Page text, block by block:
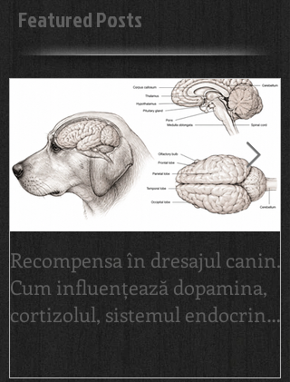
Featured Posts
Recompensa în dresajul canin.
Cum influențează dopamina,
cortizolul, sistemul endocrin